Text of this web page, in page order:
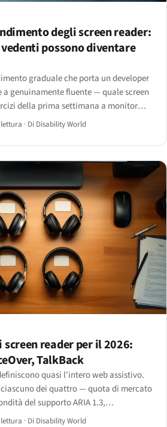
degli screen reader:
possono diventare
graduale che porta un developer
genuinamente fluente — quale screen
della prima settimana a monitor
developer che quasi nessuno insegna.
· Di Disability World
reader per il 2026:
TalkBack
quasi l'intero web assistivo.
dei quattro — quota di mercato
del supporto ARIA 1.3,
limiti noti e modelli di adozione — più
· Di Disability World